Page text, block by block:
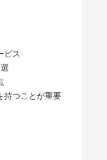
ビス
持つことが重要